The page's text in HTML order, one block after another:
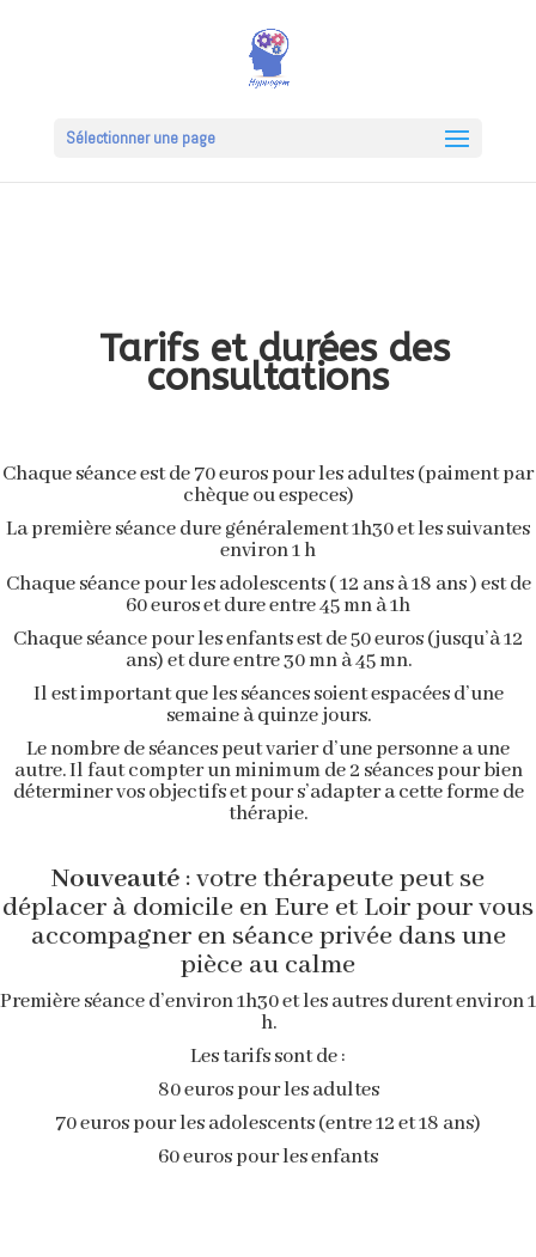
Sélectionner une page
Tarifs et durées des
consultations
Chaque séance est de 70 euros pour les adultes (paiment par
chèque ou especes)
La première séance dure généralement 1h30 et les suivantes
environ 1 h
Chaque séance pour les adolescents ( 12 ans à 18 ans ) est de
60 euros et dure entre 45 mn à 1h
Chaque séance pour les enfants est de 50 euros (jusqu’à 12
ans) et dure entre 30 mn à 45 mn.
Il est important que les séances soient espacées d’une
semaine à quinze jours.
Le nombre de séances peut varier d’une personne a une
autre. Il faut compter un minimum de 2 séances pour bien
déterminer vos objectifs et pour s’adapter a cette forme de
thérapie.
Nouveauté : votre thérapeute peut se
déplacer à domicile en Eure et Loir pour vous
accompagner en séance privée dans une
pièce au calme
Première séance d’environ 1h30 et les autres durent environ 1
h.
Les tarifs sont de :
80 euros pour les adultes
70 euros pour les adolescents (entre 12 et 18 ans)
60 euros pour les enfants